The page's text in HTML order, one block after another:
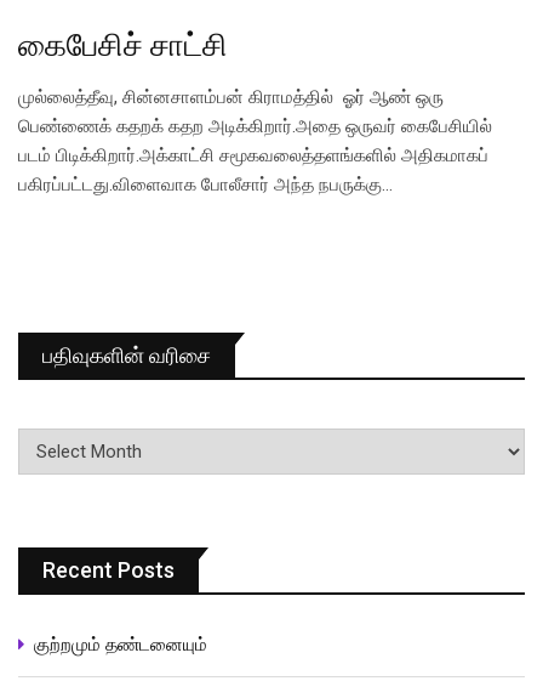
கைபேசிச் சாட்சி
முல்லைத்தீவு, சின்னசாளம்பன் கிராமத்தில் ஓர் ஆண் ஒரு
பெண்ணைக் கதறக் கதற அடிக்கிறார்.அதை ஒருவர் கைபேசியில்
படம் பிடிக்கிறார்.அக்காட்சி சமூகவலைத்தளங்களில் அதிகமாகப்
பகிரப்பட்டது.விளைவாக போலீசார் அந்த நபருக்கு…
பதிவுகளின் வரிசை
பதிவுகளின்
வரிசை
Recent Posts
குற்றமும் தண்டனையும்